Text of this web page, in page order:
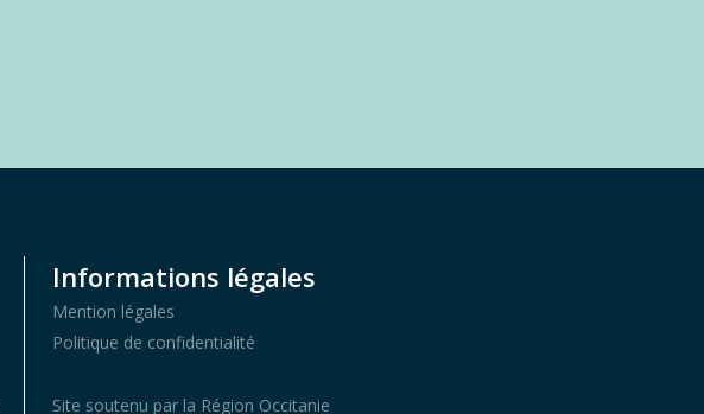
Informations légales
Mention légales
Politique de confidentialité
Site soutenu par la Région Occitanie